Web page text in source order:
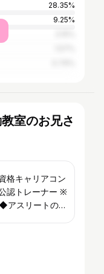
28.35%
9.25%
室のお兄さ
格キャリアコン
認トレーナー ※
アスリートの睡